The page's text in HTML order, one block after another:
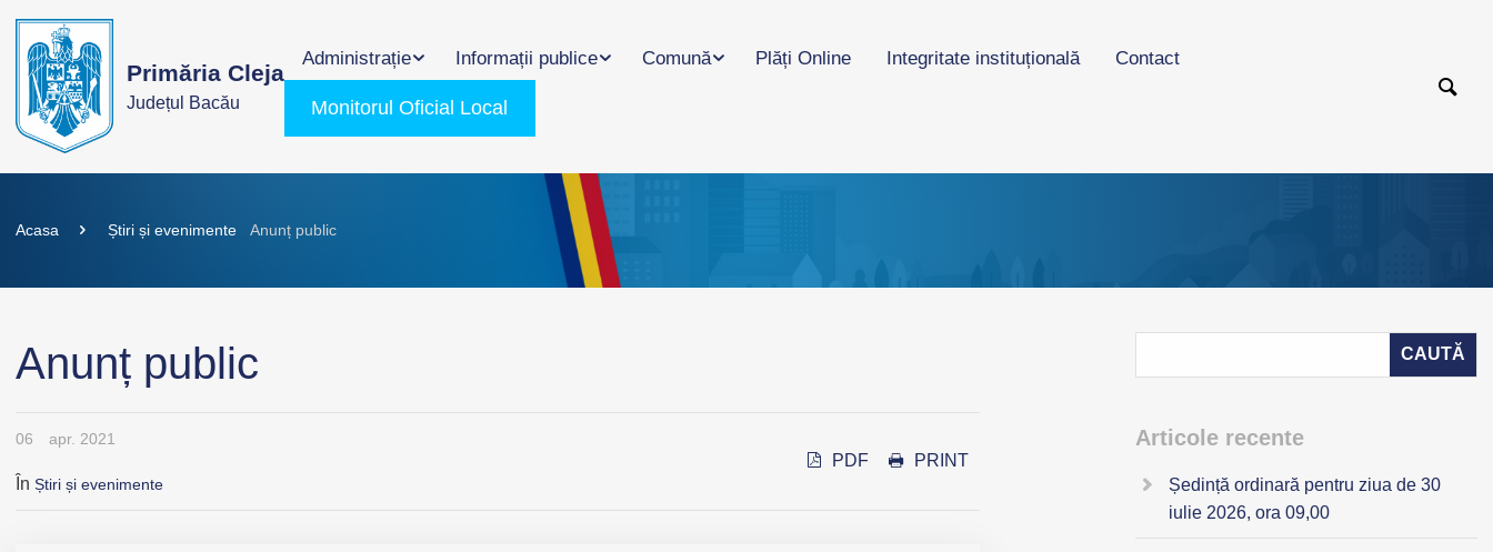
Primăria Cleja
Județul Bacău
Administrație Informații publice Comună Plăți Online Integritate instituțională Contact
Monitorul Oficial Local
Acasa Știri și evenimente Anunț public
Anunț public
06 apr. 2021
În Știri și evenimente
PDF PRINT
Articole recente
Ședință ordinară pentru ziua de 30
iulie 2026, ora 09,00